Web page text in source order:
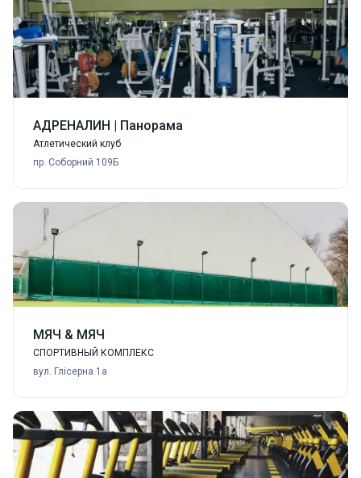
АДРЕНАЛИН | Панорама
Атлетический клуб
пр. Соборний 109Б
МЯЧ & МЯЧ
СПОРТИВНЫЙ КОМПЛЕКС
вул. Глісерна 1а